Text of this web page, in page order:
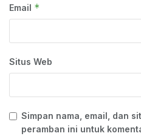
Email *
Situs Web
Simpan nama, email, dan
peramban ini untuk